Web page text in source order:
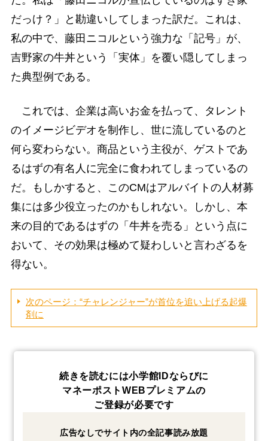
だっけ？」と勘違いしてしまった訳だ。これは、
私の中で、藤田ニコルという強力な「記号」が、
吉野家の牛丼という「実体」を覆い隠してしまっ
た典型例である。
これでは、企業は高いお金を払って、タレント
のイメージビデオを制作し、世に流しているのと
何ら変わらない。商品という主役が、ゲストであ
るはずの有名人に完全に食われてしまっているの
だ。もしかすると、このCMはアルバイトの人材募
集には多少役立ったのかもしれない。しかし、本
来の目的であるはずの「牛丼を売る」という点に
おいて、その効果は極めて疑わしいと言わざるを
得ない。
次のページ：“チャレンジャー”が首位を追い上げる起爆
剤に
続きを読むには小学館IDならびに
マネーポストWEBプレミアムの
ご登録が必要です
広告なしでサイト内の全記事読み放題